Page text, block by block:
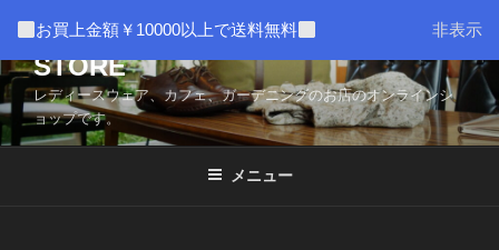
お買上金額￥10000以上で送料無料 非表示
テ
ン
ツ
へ
AMUSER * CAFE HOME WEB
STORE
レディースウェア、カフェ、ガーデニングのお店のオンラインシ
ョップです。
メニュー